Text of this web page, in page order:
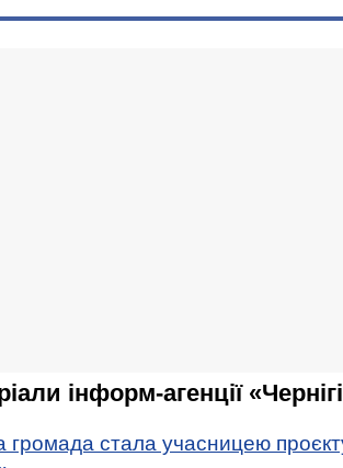
інформ-агенції
громада стала учасницею